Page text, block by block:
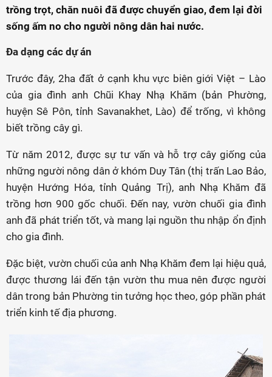
trồng trọt, chăn nuôi đã được chuyển giao, đem lại đời
sống ấm no cho người nông dân hai nước.
Đa dạng các dự án
Trước đây, 2ha đất ở cạnh khu vực biên giới Việt – Lào
của gia đình anh Chũi Khay Nhạ Khăm (bản Phường,
huyện Sê Pôn, tỉnh Savanakhet, Lào) để trống, vì không
biết trồng cây gì.
Từ năm 2012, được sự tư vấn và hỗ trợ cây giống của
những người nông dân ở khóm Duy Tân (thị trấn Lao Bảo,
huyện Hướng Hóa, tỉnh Quảng Trị), anh Nhạ Khăm đã
trồng hơn 900 gốc chuối. Đến nay, vườn chuối gia đình
anh đã phát triển tốt, và mang lại nguồn thu nhập ổn định
cho gia đình.
Đặc biệt, vườn chuối của anh Nhạ Khăm đem lại hiệu quả,
được thương lái đến tận vườn thu mua nên được người
dân trong bản Phường tin tưởng học theo, góp phần phát
triển kinh tế địa phương.